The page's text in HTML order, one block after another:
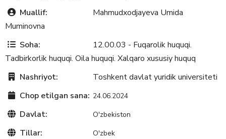
Muallif:
Mahmudxodjayeva Umida
Muminovna
Soha:
12.00.03 - Fuqarolik huquqi.
Tadbirkorlik huquqi. Oila huquqi. Xalqaro xususiy huquq
Nashriyot:
Toshkent davlat yuridik universiteti
Chop etilgan sana: 24.06.2024
Davlat: O'zbekiston
Tillar: O'zbek